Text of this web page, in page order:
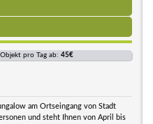
Objekt pro Tag ab: 45€
am Ortseingang von Stadt
und steht Ihnen von April bis